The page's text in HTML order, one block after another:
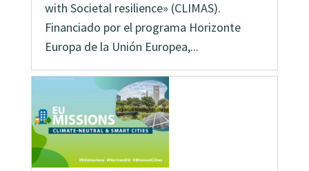
with Societal resilience» (CLIMAS).
Financiado por el programa Horizonte
Europa de la Unión Europea,...